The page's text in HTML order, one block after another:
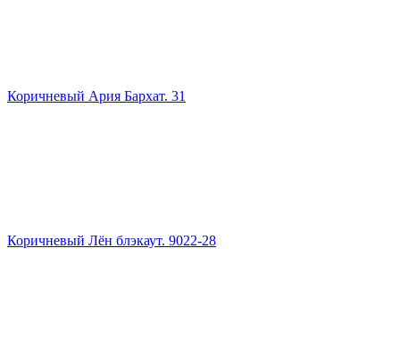
Коричневый Ария Бархат. 31
Коричневый Лён блэкаут. 9022-28